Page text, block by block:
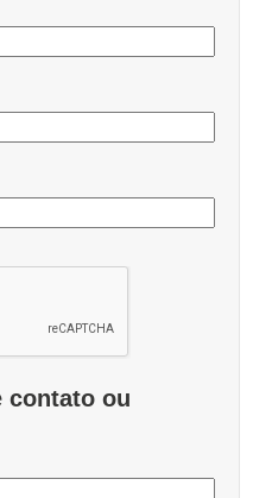
contato ou